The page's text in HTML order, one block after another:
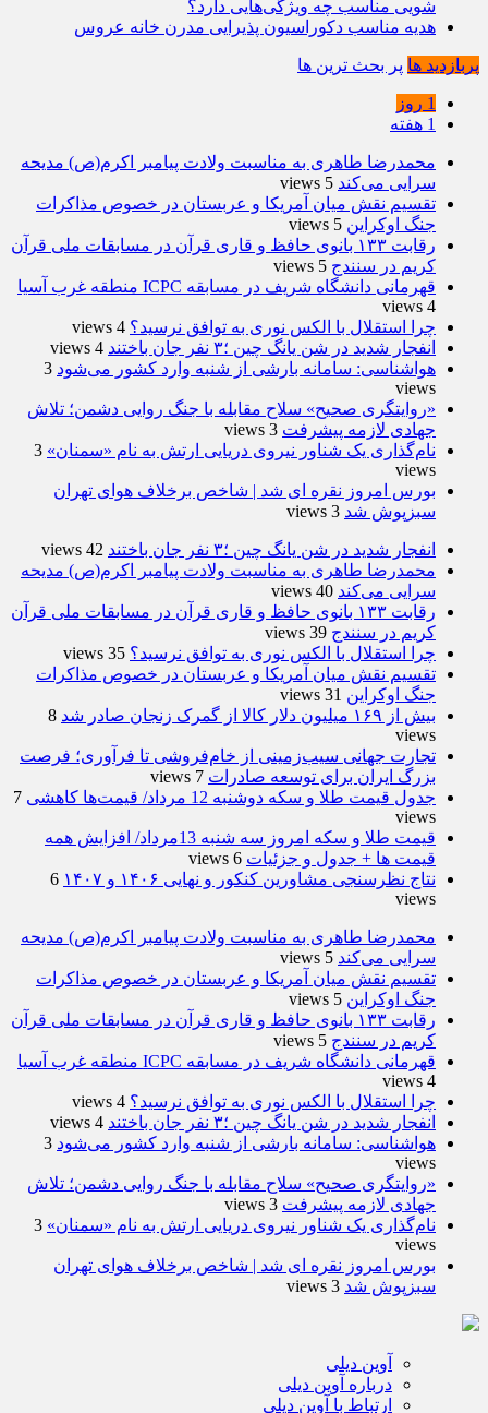
شویی مناسب چه ویژگی‌هایی دارد؟
هدیه مناسب دکوراسیون پذیرایی مدرن خانه عروس
پربازدید ها پر بحث ترین ها
1 روز
1 هفته
محمدرضا طاهری به مناسبت ولادت پیامبر اکرم(ص) مدیحه
سرایی می‌کند 5 views
تقسیم نقش میان آمریکا و عربستان در خصوص مذاکرات
جنگ اوکراین 5 views
رقابت ۱۳۳ بانوی حافظ و قاری قرآن در مسابقات ملی قرآن
کریم در سنندج 5 views
قهرمانی دانشگاه شریف در مسابقه ICPC منطقه غرب آسیا
4 views
چرا استقلال با الکس نوری به توافق نرسید؟ 4 views
انفجار شدید در شن یانگ چین ؛۳ نفر جان باختند
4 views
هواشناسی: سامانه بارشی از شنبه وارد کشور می‌شود 3
views
«روایتگری صحیح» سلاح مقابله با جنگ روایی دشمن؛ تلاش
جهادی لازمه پیشرفت 3 views
نام‌گذاری یک شناور نیروی دریایی ارتش به نام «سمنان» 3
views
بورس امروز نقره ای شد | شاخص برخلاف هوای تهران
سبزپوش شد 3 views
انفجار شدید در شن یانگ چین ؛۳ نفر جان باختند
42 views
محمدرضا طاهری به مناسبت ولادت پیامبر اکرم(ص) مدیحه
سرایی می‌کند 40 views
رقابت ۱۳۳ بانوی حافظ و قاری قرآن در مسابقات ملی قرآن
کریم در سنندج 39 views
چرا استقلال با الکس نوری به توافق نرسید؟ 35 views
تقسیم نقش میان آمریکا و عربستان در خصوص مذاکرات
جنگ اوکراین 31 views
بیش از ۱۶۹ میلیون دلار کالا از گمرک زنجان صادر شد
8
views
تجارت جهانی سیب‌زمینی از خام‌فروشی تا فرآوری؛ فرصت
بزرگ ایران برای توسعه صادرات 7 views
جدول قیمت طلا و سکه دوشنبه 12 مرداد/ قیمت‌ها کاهشی
7
views
قیمت طلا و سکه امروز سه شنبه 13مرداد/ افزایش همه
قیمت ها + جدول و جزئیات 6 views
نتاج نظرسنجی مشاورین کنکور و نهایی ۱۴۰۶ و ۱۴۰۷
6
views
محمدرضا طاهری به مناسبت ولادت پیامبر اکرم(ص) مدیحه
سرایی می‌کند 5 views
تقسیم نقش میان آمریکا و عربستان در خصوص مذاکرات
جنگ اوکراین 5 views
رقابت ۱۳۳ بانوی حافظ و قاری قرآن در مسابقات ملی قرآن
کریم در سنندج 5 views
قهرمانی دانشگاه شریف در مسابقه ICPC منطقه غرب آسیا
4 views
چرا استقلال با الکس نوری به توافق نرسید؟ 4 views
انفجار شدید در شن یانگ چین ؛۳ نفر جان باختند
4 views
هواشناسی: سامانه بارشی از شنبه وارد کشور می‌شود 3
views
«روایتگری صحیح» سلاح مقابله با جنگ روایی دشمن؛ تلاش
جهادی لازمه پیشرفت 3 views
نام‌گذاری یک شناور نیروی دریایی ارتش به نام «سمنان» 3
views
بورس امروز نقره ای شد | شاخص برخلاف هوای تهران
سبزپوش شد 3 views
آوین دیلی
درباره آوین دیلی
ارتباط با آوین دیلی